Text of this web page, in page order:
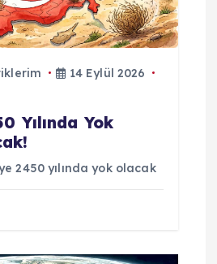
14 Eylül 2026
Yılında Yok
2450 yılında yok olacak